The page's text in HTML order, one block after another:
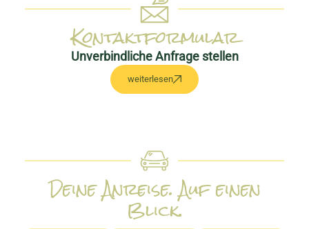
Kontaktformular
Unverbindliche Anfrage stellen
weiterlesen
Deine Anreise. Auf einen
Blick.